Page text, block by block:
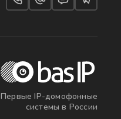
Первые IP-домофонные
системы в России